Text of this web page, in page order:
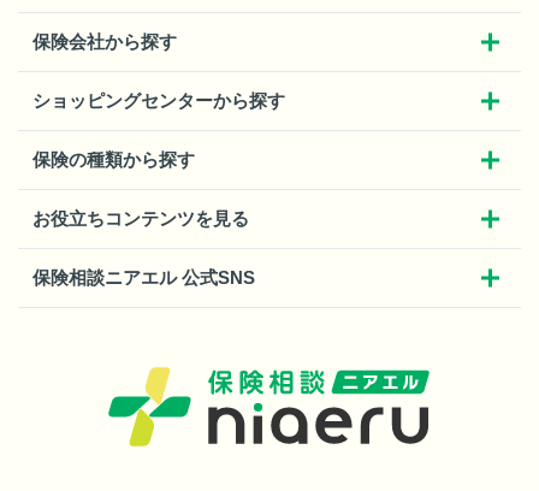
保険会社から探す
ショッピングセンターから探す
保険の種類から探す
お役立ちコンテンツを見る
保険相談ニアエル 公式SNS